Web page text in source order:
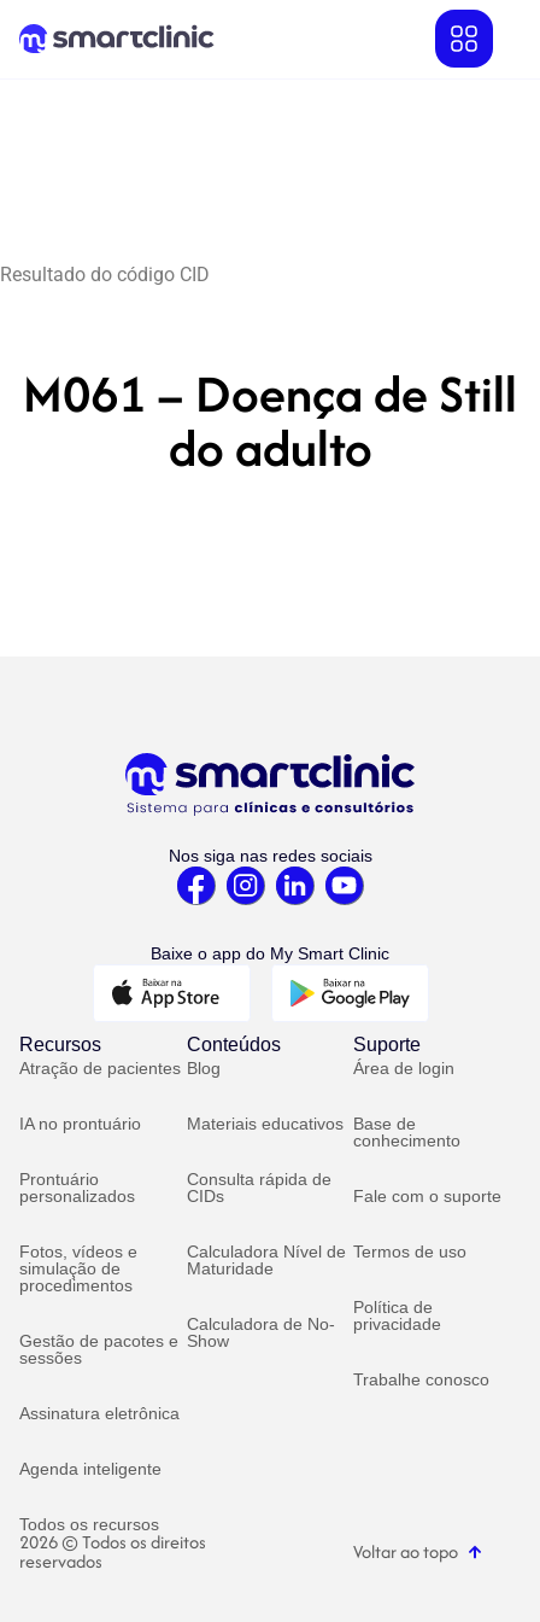
Resultado do código CID
M061 – Doença de Still
do adulto
Nos siga nas redes sociais
Baixe o app do My Smart Clinic
Recursos
Atração de pacientes
IA no prontuário
Prontuário
personalizados
Fotos, vídeos e
simulação de
procedimentos
Gestão de pacotes e
sessões
Assinatura eletrônica
Agenda inteligente
Todos os recursos
Conteúdos
Blog
Materiais educativos
Consulta rápida de
CIDs
Calculadora Nível de
Maturidade
Calculadora de No-
Show
Suporte
Área de login
Base de
conhecimento
Fale com o suporte
Termos de uso
Política de
privacidade
Trabalhe conosco
2026 © Todos os direitos
reservados Voltar ao topo